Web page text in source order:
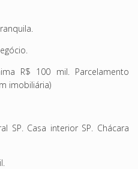
R$ 100 mil. Parcelamento
imobiliária)
SP. Casa interior SP. Chácara